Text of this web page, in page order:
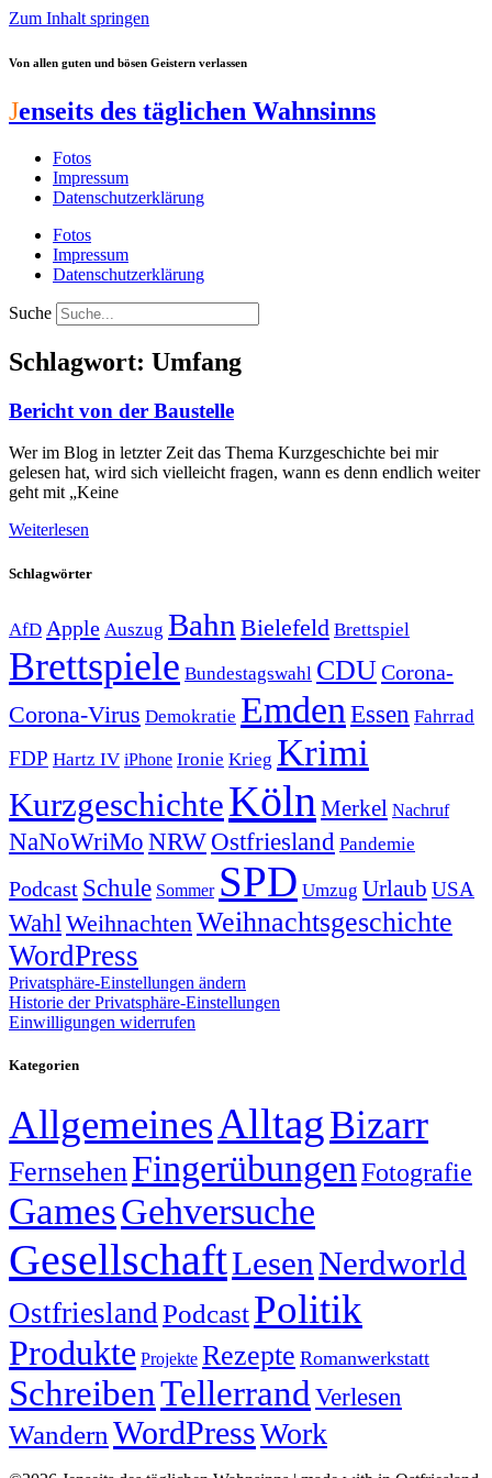
Zum Inhalt springen
Von allen guten und bösen Geistern verlassen
Jenseits des täglichen Wahnsinns
Fotos
Impressum
Datenschutzerklärung
Fotos
Impressum
Datenschutzerklärung
Suche
Schlagwort: Umfang
Bericht von der Baustelle
Wer im Blog in letzter Zeit das Thema Kurzgeschichte bei mir
gelesen hat, wird sich vielleicht fragen, wann es denn endlich weiter
geht mit „Keine
Weiterlesen
Schlagwörter
AfD Apple Auszug Bahn Bielefeld Brettspiel
Brettspiele Bundestagswahl CDUCorona-
Corona-Virus Demokratie Emden Essen Fahrrad
FDP Hartz IV iPhone Ironie Krieg Krimi
KurzgeschichteKöln Merkel Nachruf
NaNoWriMo NRWOstfriesland Pandemie
Podcast Schule Sommer SPD Umzug Urlaub USA
Wahl Weihnachten Weihnachtsgeschichte
WordPress
Privatsphäre-Einstellungen ändern
Historie der Privatsphäre-Einstellungen
Einwilligungen widerrufen
Kategorien
AllgemeinesAlltagBizarr
FernsehenFingerübungen Fotografie
GamesGehversuche
GesellschaftLesenNerdworld
OstfrieslandPodcastPolitik
Produkte Projekte Rezepte Romanwerkstatt
SchreibenTellerrand Verlesen
Wandern WordPressWork